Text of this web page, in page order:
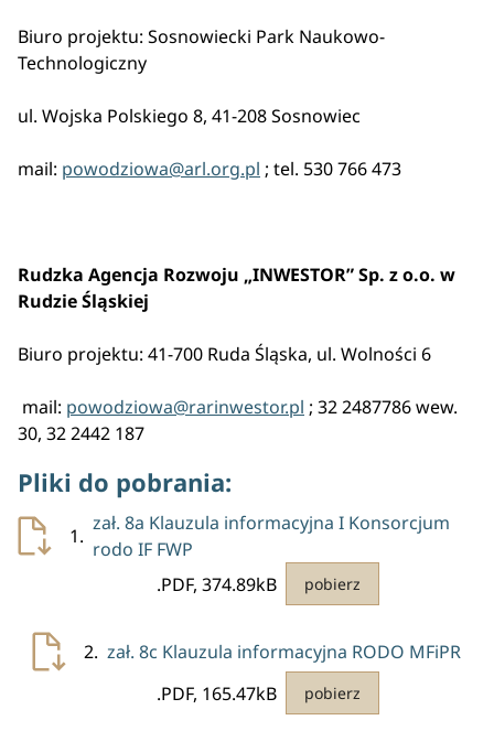
Biuro projektu: Sosnowiecki Park Naukowo-
Technologiczny
ul. Wojska Polskiego 8, 41-208 Sosnowiec
mail: powodziowa@arl.org.pl ; tel. 530 766 473
Rudzka Agencja Rozwoju „INWESTOR” Sp. z o.o. w
Rudzie Śląskiej
Biuro projektu: 41-700 Ruda Śląska, ul. Wolności 6
mail: powodziowa@rarinwestor.pl ; 32 2487786 wew.
30, 32 2442 187
Pliki do pobrania:
1.
zał. 8a Klauzula informacyjna I Konsorcjum
rodo IF FWP
.PDF, 374.89kB
pobierz
2. zał. 8c Klauzula informacyjna RODO MFiPR
.PDF, 165.47kB
pobierz